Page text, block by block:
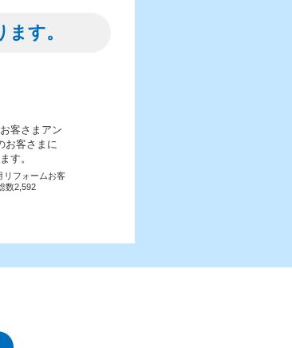
す。
客さまアン
お客さまに
す。
リフォームお客
数2,592